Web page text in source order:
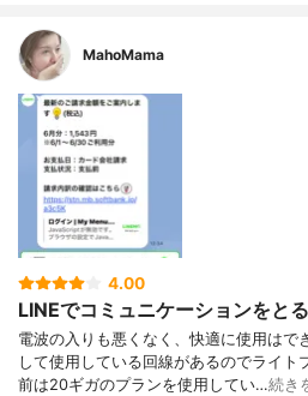
MahoMama
4.00
LINEでコミュニケーションをと
電波の入りも悪くなく、快適に使用はで
して使用している回線があるのでライト
前は20ギガのプランを使用してい…続き